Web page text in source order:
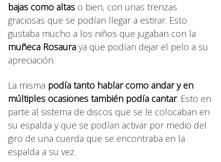
bajas como altas o bien, con unas trenzas
graciosas que se podían llegar a estirar. Esto
gustaba mucho a los niños que jugaban con la
muñeca Rosaura ya que podían dejar el pelo a su
apreciación.
La misma podía tanto hablar como andar y en
múltiples ocasiones también podía cantar. Esto en
parte al sistema de discos que se le colocaban en
su espalda y que se podían activar por medio del
giro de una cuerda que se encontraba en la
espalda a su vez.